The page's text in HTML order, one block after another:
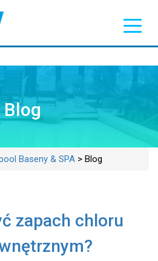
Blog
Baseny & SPA > Blog
zapach chloru